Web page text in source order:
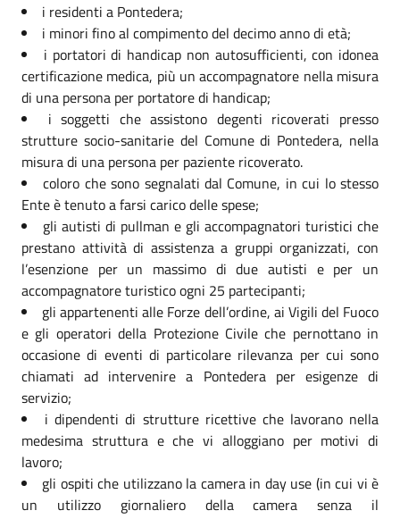
i residenti a Pontedera;
i minori fino al compimento del decimo anno di età;
i portatori di handicap non autosufficienti, con idonea
certificazione medica, più un accompagnatore nella misura
di una persona per portatore di handicap;
i soggetti che assistono degenti ricoverati presso
strutture socio-sanitarie del Comune di Pontedera, nella
misura di una persona per paziente ricoverato.
coloro che sono segnalati dal Comune, in cui lo stesso
Ente è tenuto a farsi carico delle spese;
gli autisti di pullman e gli accompagnatori turistici che
prestano attività di assistenza a gruppi organizzati, con
l’esenzione per un massimo di due autisti e per un
accompagnatore turistico ogni 25 partecipanti;
gli appartenenti alle Forze dell’ordine, ai Vigili del Fuoco
e gli operatori della Protezione Civile che pernottano in
occasione di eventi di particolare rilevanza per cui sono
chiamati ad intervenire a Pontedera per esigenze di
servizio;
i dipendenti di strutture ricettive che lavorano nella
medesima struttura e che vi alloggiano per motivi di
lavoro;
gli ospiti che utilizzano la camera in day use (in cui vi è
un utilizzo giornaliero della camera senza il